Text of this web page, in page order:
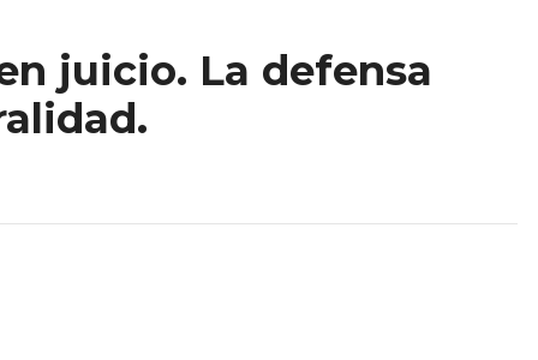
juicio. La defensa